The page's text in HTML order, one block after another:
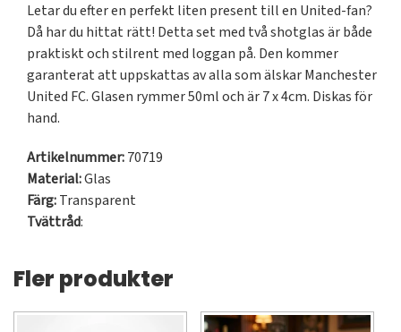
Letar du efter en perfekt liten present till en United-fan?
Då har du hittat rätt! Detta set med två shotglas är både
praktiskt och stilrent med loggan på. Den kommer
garanterat att uppskattas av alla som älskar Manchester
United FC. Glasen rymmer 50ml och är 7 x 4cm. Diskas för
hand.
Artikelnummer:70719
Material:Glas
Färg:Transparent
Tvättråd:
Fler produkter